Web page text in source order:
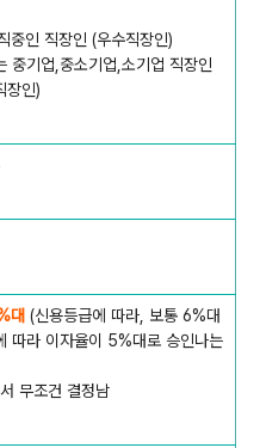
인 직장인 (우수직장인)
중기업,중소기업,소기업 직장인
장인)
대 (신용등급에 따라, 보통 6%대
따라 이자율이 5%대로 승인나는
무조건 결정남